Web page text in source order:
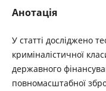
Анотація
У статті досліджено
криміналістичної
державного
повномасштабної